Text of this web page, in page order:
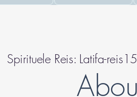
Spirituele Reis: Latifa-